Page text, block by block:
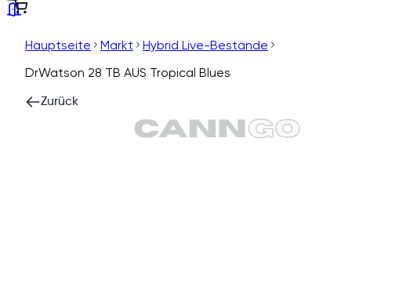
Hauptseite Markt
Hybrid Live-Bestände
DrWatson 28 TB AUS Tropical Blues
Zurück